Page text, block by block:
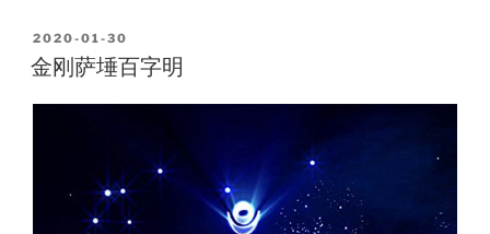
2020-01-30
金刚萨埵百字明